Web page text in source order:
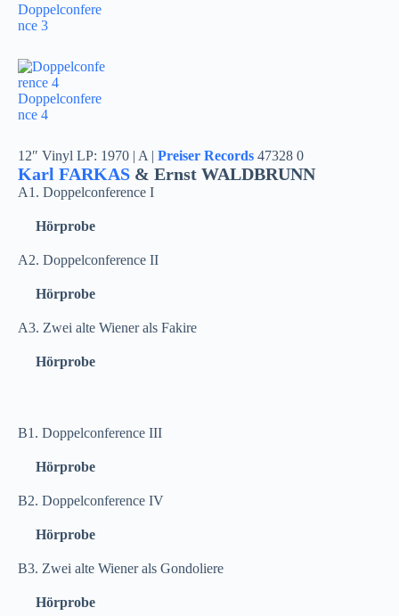
Doppelconfere
nce 3
Doppelconfere
nce 4
12″ Vinyl LP: 1970 | A | Preiser Records 47328 0
Karl FARKAS & Ernst WALDBRUNN
A1. Doppelconference I
Hörprobe
A2. Doppelconference II
Hörprobe
A3. Zwei alte Wiener als Fakire
Hörprobe
B1. Doppelconference III
Hörprobe
B2. Doppelconference IV
Hörprobe
B3. Zwei alte Wiener als Gondoliere
Hörprobe